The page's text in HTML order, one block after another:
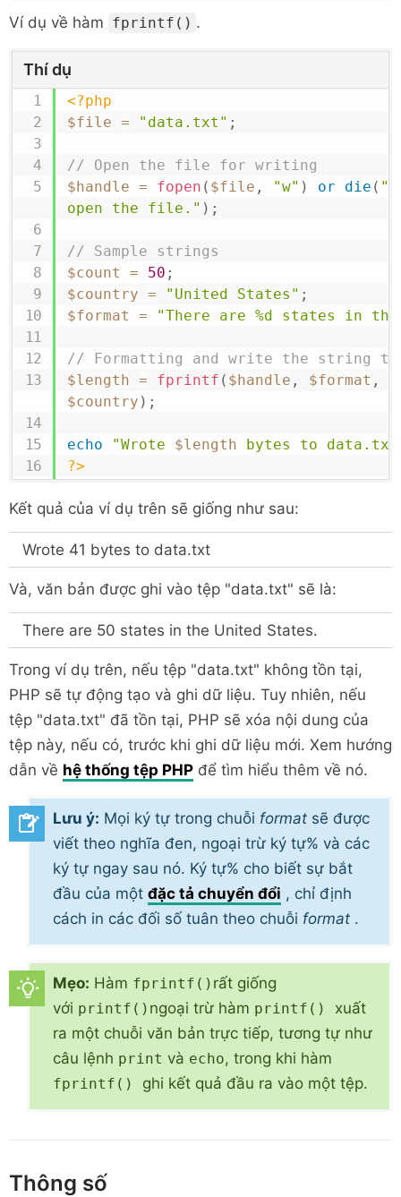
Ví dụ về hàm fprintf() .
Thí dụ
<?php
$file = "data.txt" ;
// Open the file for writing
$handle = fopen ( $file , "w" ) or die (
open the file." ) ;
// Sample strings
$count
= 50 ;
$country = "United States" ;
$format
= "There are %d states in
// Formatting and write the string
$length = fprintf ( $handle , $format ,
$country ) ;
echo "Wrote $length bytes to
?>
Kết quả của ví dụ trên sẽ giống như sau:
Wrote 41 bytes to data.txt
Và, văn bản được ghi vào tệp "data.txt" sẽ là:
There are 50 states in the United States.
Trong ví dụ trên, nếu tệp "data.txt" không tồn tại,
PHP sẽ tự động tạo và ghi dữ liệu. Tuy nhiên, nếu
tệp "data.txt" đã tồn tại, PHP sẽ xóa nội dung của
tệp này, nếu có, trước khi ghi dữ liệu mới. Xem hướng
dẫn về hệ thống tệp PHP để tìm hiểu thêm về nó.
Lưu ý: Mọi ký tự trong chuỗi format sẽ được
viết theo nghĩa đen, ngoại trừ ký tự% và các
ký tự ngay sau nó. Ký tự% cho biết sự bắt
đầu của một đặc tả chuyển đổi , chỉ định
cách in các đối số tuân theo chuỗi format .
Mẹo: Hàm fprintf() rất giống
với printf() ngoại trừ hàm printf() xuất
ra một chuỗi văn bản trực tiếp, tương tự như
câu lệnh print và echo, trong khi hàm
fprintf() ghi kết quả đầu ra vào một tệp.
Thông số